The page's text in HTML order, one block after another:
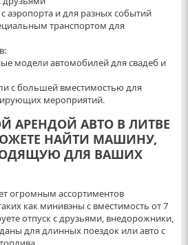
аэропорта и для разных событий
транспортом для
модели автомобилей для свадеб и
с большей вместимостью для
мероприятий.
АРЕНДОЙ АВТО В ЛИТВЕ
НАЙТИ МАШИНУ,
ДЛЯ ВАШИХ
огромным ассортиментов
как минивэны с вместимость от 7
отпуск с друзьями, внедорожники,
для длинных поездок или авто с